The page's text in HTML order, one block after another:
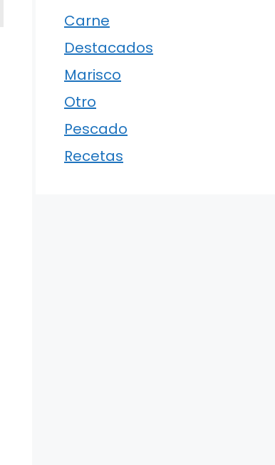
Carne
Destacados
Marisco
Otro
Pescado
Recetas